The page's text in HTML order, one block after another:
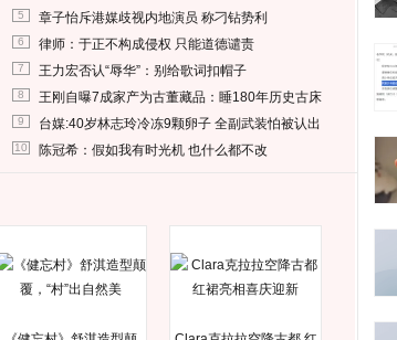
5 章子怡斥港媒歧视内地演员 称刁钻势利
6 律师：于正不构成侵权 只能道德谴责
7 王力宏否认“辱华”：别给歌词扣帽子
8 王刚自曝7成家产为古董藏品：睡180年历史古床
9 台媒:40岁林志玲冷冻9颗卵子 全副武装怕被认出
10 陈冠希：假如我有时光机 也什么都不改